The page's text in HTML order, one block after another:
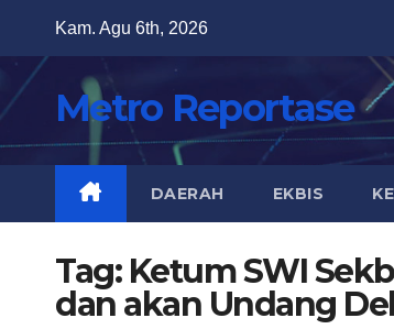
content
Kam. Agu 6th, 2026
Metro Reportase
DAERAH EKBIS
Tag: Ketum SWI
dan akan Undang